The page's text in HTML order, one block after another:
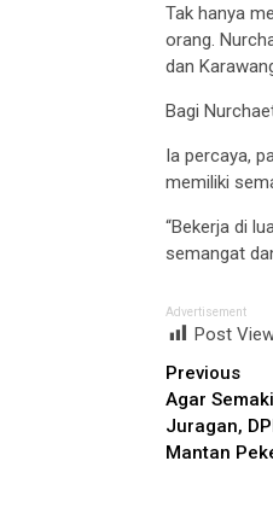
Tak hanya
orang.
dan
Bagi
Ia percaya,
memiliki
“Bekerja di
semangat
Advertisement
Post
Previous
Agar
Juragan,
Mantan